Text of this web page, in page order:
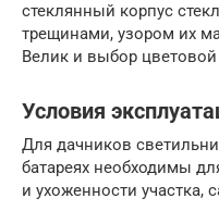
стеклянный корпус
трещинами, узором их
Велик и выбор
Условия
Для дачников
батареях необходимы
и ухоженности участка,